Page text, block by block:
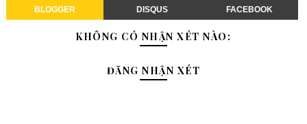
BLOGGER DISQUS FACEBOOK
KHÔNG CÓ NHẬN XÉT NÀO:
ĐĂNG NHẬN XÉT